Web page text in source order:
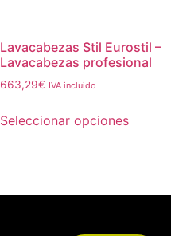
Lavacabezas Stil Eurostil –
Lavacabezas profesional
663,29€ IVA incluido
Seleccionar opciones